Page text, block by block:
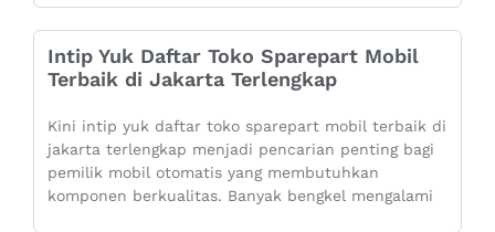
Intip Yuk Daftar Toko Sparepart Mobil
Terbaik di Jakarta Terlengkap
Kini intip yuk daftar toko sparepart mobil terbaik di
jakarta terlengkap menjadi pencarian penting bagi
pemilik mobil otomatis yang membutuhkan
komponen berkualitas. Banyak bengkel mengalami